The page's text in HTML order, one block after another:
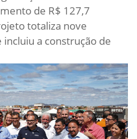
de R$ 127,7
totaliza nove
a construção de